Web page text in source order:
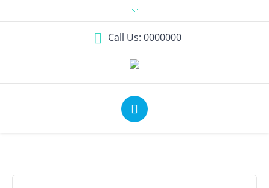
Call Us: 0000000